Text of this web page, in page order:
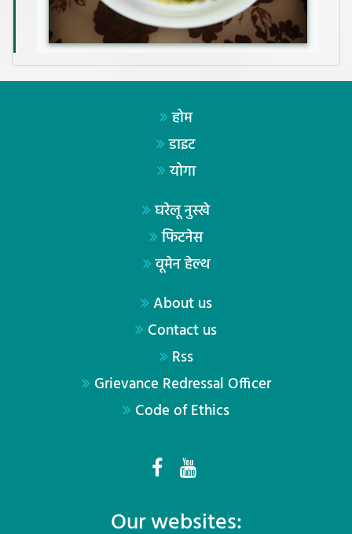
होम
डाइट
योगा
घरेलू नुस्खे
फिटनेस
वूमेन हेल्थ
About us
Contact us
Rss
Grievance Redressal Officer
Code of Ethics
Our websites: